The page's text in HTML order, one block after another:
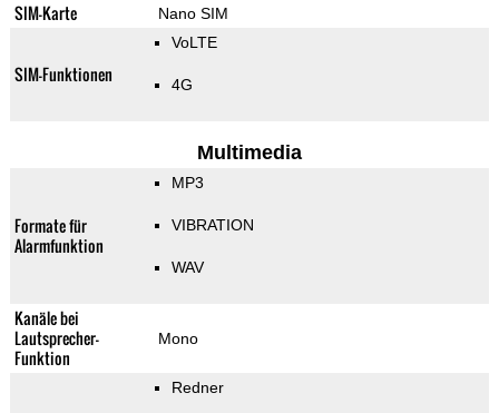
SIM-Karte Nano SIM
SIM-Funktionen
VoLTE
4G
Multimedia
Formate für
Alarmfunktion
MP3
VIBRATION
WAV
Kanäle bei
Lautsprecher-
Funktion
Mono
Redner